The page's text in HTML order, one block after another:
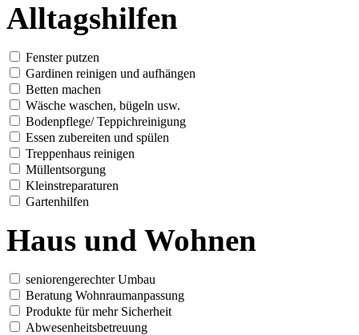
Alltagshilfen
Fenster putzen
Gardinen reinigen und aufhängen
Betten machen
Wäsche waschen, bügeln usw.
Bodenpflege/ Teppichreinigung
Essen zubereiten und spülen
Treppenhaus reinigen
Müllentsorgung
Kleinstreparaturen
Gartenhilfen
Haus und Wohnen
seniorengerechter Umbau
Beratung Wohnraumanpassung
Produkte für mehr Sicherheit
Abwesenheitsbetreuung